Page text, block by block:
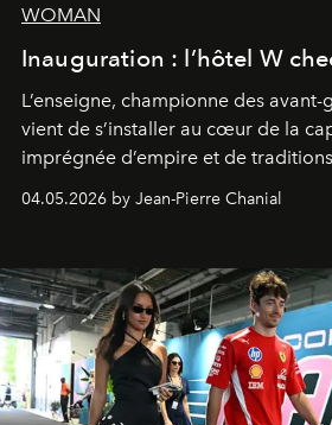
WOMAN
Inauguration : l’hôtel W
L’enseigne, championne des
vient de s’installer au cœur de la
imprégnée d’empire et de
04.05.2026 by Jean-Pierre Chanial